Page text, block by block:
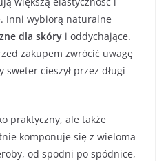
Inni wybiorą naturalne
dla skóry i oddychające.
zakupem zwrócić uwagę
sweter cieszył przez długi
praktyczny, ale także
komponuje się z wieloma
od spodni po spódnice,